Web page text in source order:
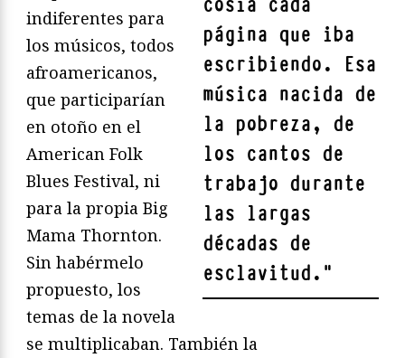
página que iba
escribiendo. Esa
música nacida de
la pobreza, de
los cantos de
trabajo durante
las largas
décadas de
esclavitud. "
indiferentes para
los músicos, todos
afroamericanos,
que participarían
en otoño en el
American Folk
Blues Festival, ni
para la propia Big
Mama Thornton.
Sin habérmelo
propuesto, los
temas de la novela
se multiplicaban. También la